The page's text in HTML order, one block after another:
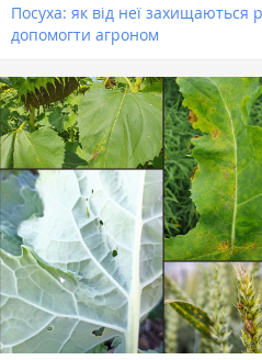
Посуха: як від неї
допомогти агроном